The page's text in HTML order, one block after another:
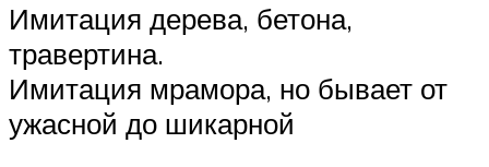
Имитация дерева, бетона,
травертина.
Имитация мрамора, но бывает от
ужасной до шикарной